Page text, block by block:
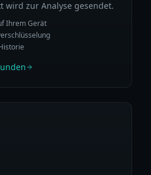
wird zur Analyse gesendet.
Ihrem Gerät